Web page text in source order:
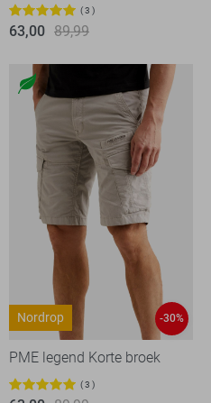
3
63,00 89,99
Nordrop -30%
PME legend Korte broek
3